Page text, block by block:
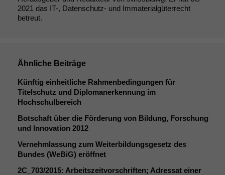
2021 das IT-, Datenschutz- und Immaterialgüterrecht
betreut.
Ähnliche Beiträge
Künftig einheitliche Rahmenbedingungen für
Titelschutz und Diplomanerkennung im
Hochschulbereich
Botschaft über die Förderung von Bildung, Forschung
und Innovation 2012
Vernehmlassung zum Weiterbildungsgesetz des
Bundes (WeBiG) eröffnet
2C_703/2015: Arbeitszeitvorschriften; Adressat einer